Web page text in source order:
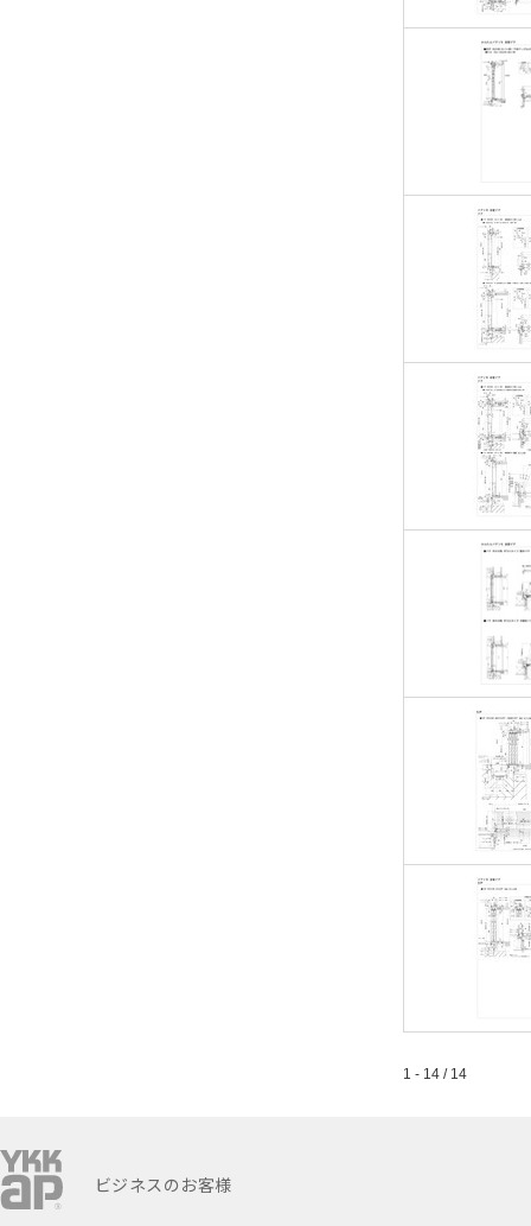
1 - 14 / 14
ビジネスのお客様